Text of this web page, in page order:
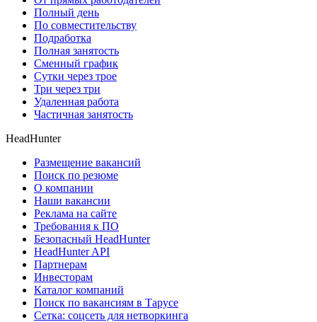
Полный день
По совместительству
Подработка
Полная занятость
Сменный график
Сутки через трое
Три через три
Удаленная работа
Частичная занятость
HeadHunter
Размещение вакансий
Поиск по резюме
О компании
Наши вакансии
Реклама на сайте
Требования к ПО
Безопасный HeadHunter
HeadHunter API
Партнерам
Инвесторам
Каталог компаний
Поиск по вакансиям в Тарусе
Сетка: соцсеть для нетворкинга